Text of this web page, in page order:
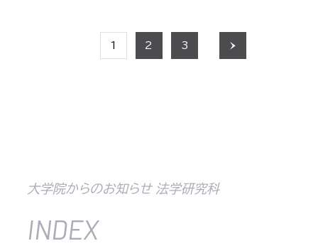
1 2 3
大学院からのお知らせ 法学研究科
INDEX